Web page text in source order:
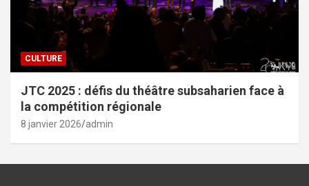
CULTURE
JTC 2025 : défis du théâtre subsaharien face à
la compétition régionale
8 janvier 2026 admin